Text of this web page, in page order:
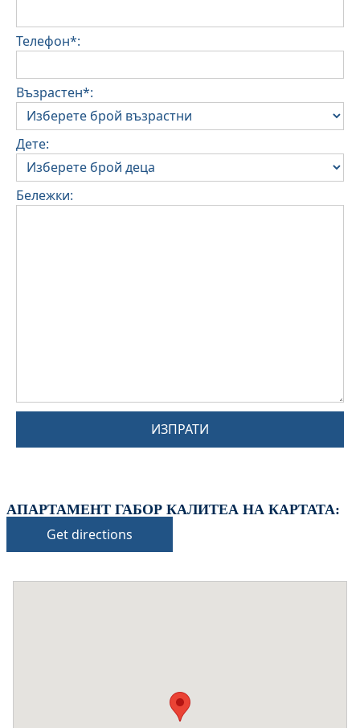
Телефон*:
Възрастен*:
Дете:
Бележки:
ИЗПРАТИ
АПАРТАМЕНТ ГАБОР КАЛИТЕА НА КАРТАТА:
Get directions